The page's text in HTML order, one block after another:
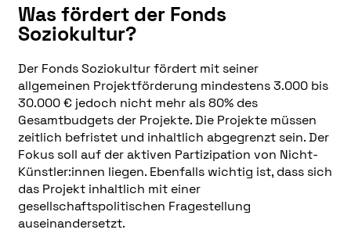
Was fördert der Fonds
Soziokultur?
Der Fonds Soziokultur fördert mit seiner
allgemeinen Projektförderung mindestens 3.000 bis
30.000 € jedoch nicht mehr als 80% des
Gesamtbudgets der Projekte. Die Projekte müssen
zeitlich befristet und inhaltlich abgegrenzt sein. Der
Fokus soll auf der aktiven Partizipation von Nicht-
Künstler:innen liegen. Ebenfalls wichtig ist, dass sich
das Projekt inhaltlich mit einer
gesellschaftspolitischen Fragestellung
auseinandersetzt.